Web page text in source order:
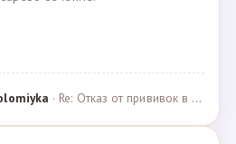
· Re: Отказ от прививок в роддоме · 07.05.2022